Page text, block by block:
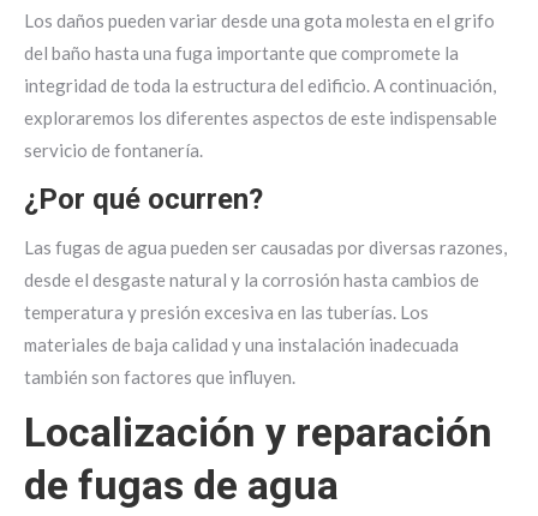
Los daños pueden variar desde una gota molesta en el grifo
del baño hasta una fuga importante que compromete la
integridad de toda la estructura del edificio. A continuación,
exploraremos los diferentes aspectos de este indispensable
servicio de fontanería.
¿Por qué ocurren?
Las fugas de agua pueden ser causadas por diversas razones,
desde el desgaste natural y la corrosión hasta cambios de
temperatura y presión excesiva en las tuberías. Los
materiales de baja calidad y una instalación inadecuada
también son factores que influyen.
Localización y reparación
de fugas de agua